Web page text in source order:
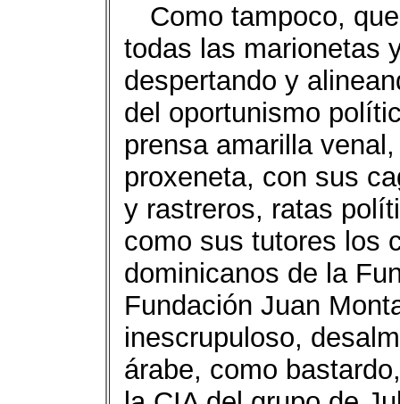
Como tampoco,
todas las marionetas
despertando y
del oportunismo
prensa amarilla
proxeneta, con sus
y rastreros, ratas
como sus tutores los
dominicanos de la
Fundación Juan
inescrupuloso,
árabe, como